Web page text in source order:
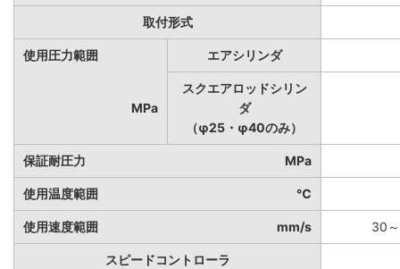
取付形式
使用圧力範囲 エアシリンダ
MPa
スクエアロッドシリン
ダ
（φ25・φ40のみ）
保証耐圧力 MPa
使用温度範囲 ℃
使用速度範囲 mm/s 30
スピードコントローラ